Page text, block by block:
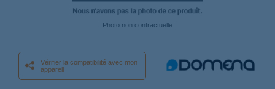
Photo non contractuelle
Vérifier la compatibilité avec mon
appareil